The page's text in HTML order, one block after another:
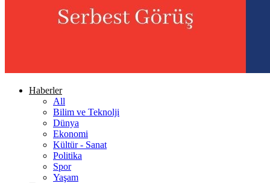
Haberler
All
Bilim ve Teknolji
Dünya
Ekonomi
Kültür - Sanat
Politika
Spor
Yaşam